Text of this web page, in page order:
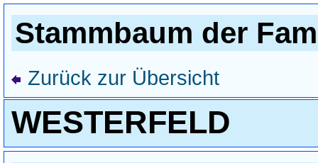
Stammbaum der
Zurück zur Übersicht
WESTERFELD